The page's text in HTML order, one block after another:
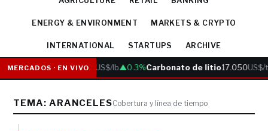
ENERGY & ENVIRONMENT MARKETS & CRYPTO
INTERNATIONAL STARTUPS ARCHIVE
MERCADOS · EN VIVO
Cobre6.05 US$/lb▲0.3%Carbonato de litio17.050US$/t
TEMA: ARANCELESCobertura y línea de tiempo